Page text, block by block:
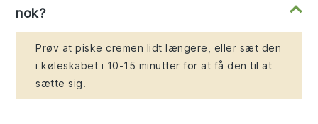
nok?
Prøv at piske cremen lidt længere, eller sæt den
i køleskabet i 10-15 minutter for at få den til at
sætte sig.